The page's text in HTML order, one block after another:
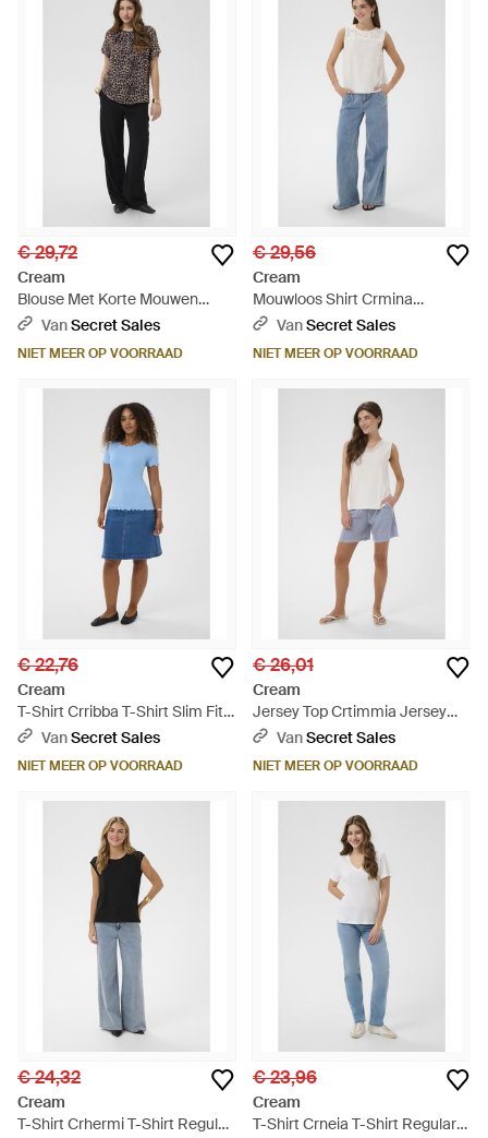
€ 29,72
Cream
Blouse Met Korte Mouwen
Cryuna Blouse Met Korte
VanSecret Sales
NIET MEER OP VOORRAAD
€ 29,56
Cream
Mouwloos Shirt Crmina
Mouwloos Shirt Straight Fit -
VanSecret Sales
NIET MEER OP VOORRAAD
€ 22,76
Cream
T-Shirt Crribba T-Shirt Slim Fit -
Blauw
VanSecret Sales
NIET MEER OP VOORRAAD
€ 26,01
Cream
Jersey Top Crtimmia Jersey
Top Regular Fit - Blauw
VanSecret Sales
NIET MEER OP VOORRAAD
€ 24,32
Cream
T-Shirt Crhermi T-Shirt Regular
€ 23,96
Cream
T-Shirt Crneia T-Shirt Regular